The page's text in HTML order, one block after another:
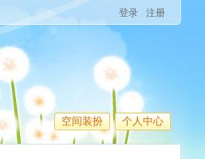
登录 注册
空间装扮 个人中心